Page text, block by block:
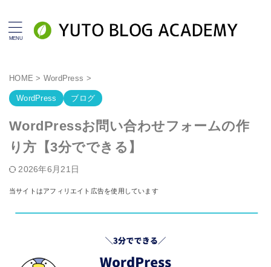
HOME > WordPress >
WordPress ブログ
WordPressお問い合わせフォームの作
り方【3分でできる】
2026年6月21日
当サイトはアフィリエイト広告を使用しています